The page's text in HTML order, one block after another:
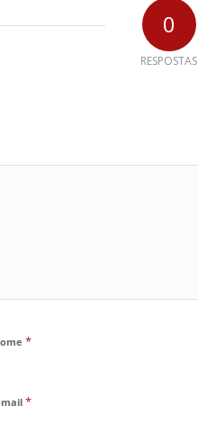
0
RESPOSTAS
*
mail*